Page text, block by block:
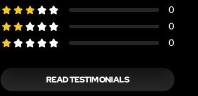
0
0
0
READ TESTIMONIALS